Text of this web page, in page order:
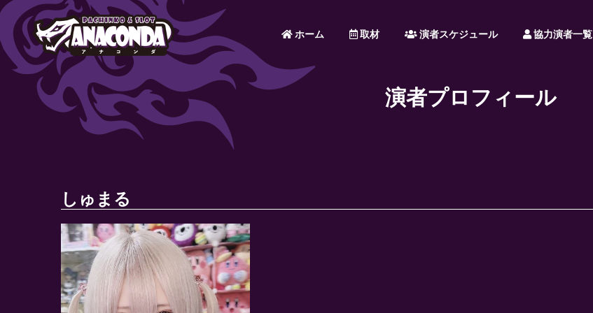
ホーム 取材 演者スケジュール 協力演者一覧
演者プロフィール
しゅまる